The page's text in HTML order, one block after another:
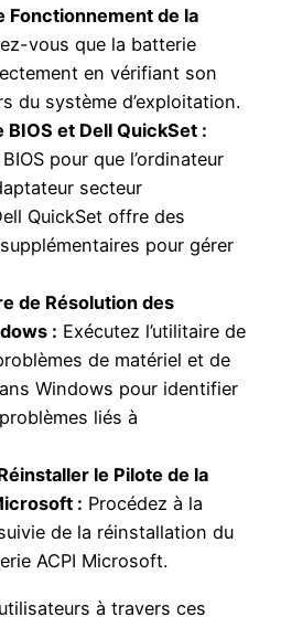
Fonctionnement de la
vous que la batterie
en vérifiant son
du système d’exploitation.
et Dell QuickSet :
pour que l’ordinateur
secteur
QuickSet offre des
pour gérer
de Résolution des
: Exécutez l’utilitaire de
de matériel et de
Windows pour identifier
liés à
le Pilote de la
: Procédez à la
de la réinstallation du
ACPI Microsoft.
à travers ces